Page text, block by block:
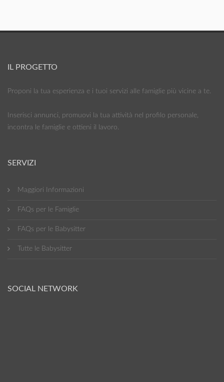
IL PROGETTO
Proponi la tua esperienza e i tuoi servizi alle famiglie più vicine a te.
Inserisci annunci, promuovi la tua attività nel profilo personale,
incontra le famiglie e ottieni il lavoro.
SERVIZI
Maggiori Informazioni
FAQs per le Famiglie
FAQs per le Babysitter
Tutte le Babysitter
SOCIAL NETWORK